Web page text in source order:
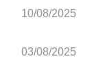
10/08/2025
03/08/2025